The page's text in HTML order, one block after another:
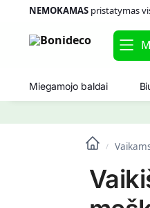
NEMOKAMASpristatymas
Miegamojo baldai
/